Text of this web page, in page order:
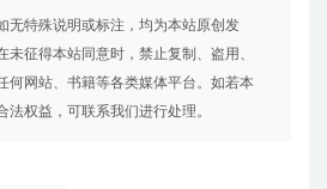
无特殊说明或标注，均为本站原创发
未征得本站同意时，禁止复制、盗用、
何网站、书籍等各类媒体平台。如若本
法权益，可联系我们进行处理。